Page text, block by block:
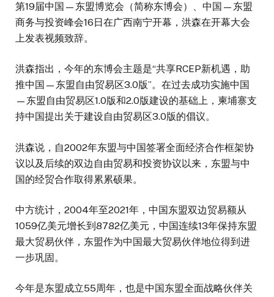
第19届中国—东盟博览会（简称东博会）、中国—东盟
商务与投资峰会16日在广西南宁开幕，洪森在开幕大会
上发表视频致辞。
洪森指出，今年的东博会主题是“共享RCEP新机遇，助
推中国—东盟自由贸易区3.0版”。在过去成功实施中国
—东盟自由贸易区1.0版和2.0版建设的基础上，柬埔寨支
持中国提出关于建设自由贸易区3.0版的倡议。
洪森说，自2002年东盟与中国签署全面经济合作框架协
议以及后续的双边自由贸易和投资协议以来，东盟与中
国的经贸合作取得累累硕果。
中方统计，2004年至2021年，中国东盟双边贸易额从
1059亿美元增长到8782亿美元，中国连续13年保持东盟
最大贸易伙伴，东盟作为中国最大贸易伙伴地位得到进
一步巩固。
今年是东盟成立55周年，也是中国东盟全面战略伙伴关